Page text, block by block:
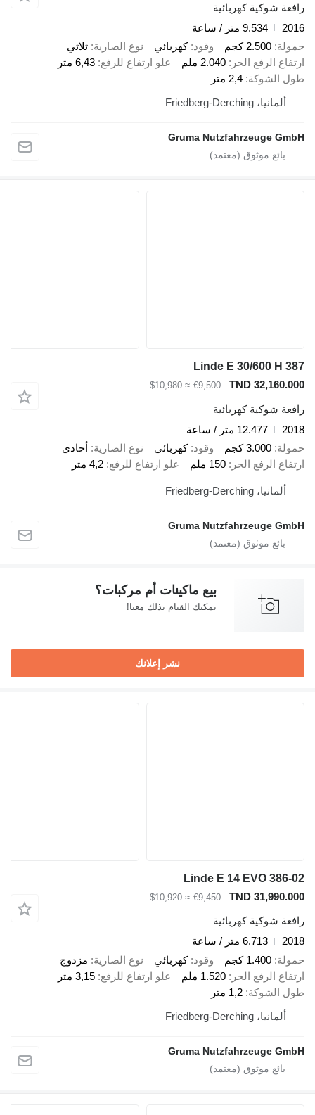
رافعة شوكية كهربائية
2016
9.534 متر / ساعة
حمولة 2.500 كجم وقود كهربائي نوع الصارية ثلاثي
ارتفاع الرفع الحر
2.040 ملم علو ارتفاع للرفع 6,43 متر
طول الشوكة 2,4 متر
ألمانيا، Friedberg-Derching
Gruma Nutzfahrzeuge GmbH
Linde E 30/600 H 387
TND 32,160.000
€9,500
≈ $10,980
رافعة شوكية كهربائية
2018
12.477 متر / ساعة
حمولة 3.000 كجم وقود كهربائي نوع الصارية أحادي
ارتفاع الرفع الحر
150 ملم علو ارتفاع للرفع 4,2 متر
ألمانيا، Friedberg-Derching
Gruma Nutzfahrzeuge GmbH
بيع ماكينات أم مركبات؟
يمكنك القيام بذلك معنا!
نشر إعلانك
Linde E 14 EVO 386-02
TND 31,990.000
€9,450
≈ $10,920
رافعة شوكية كهربائية
2018
6.713 متر / ساعة
حمولة 1.400 كجم وقود كهربائي نوع الصارية مزدوج
ارتفاع الرفع الحر
1.520 ملم علو ارتفاع للرفع 3,15 متر
طول الشوكة 1,2 متر
ألمانيا، Friedberg-Derching
Gruma Nutzfahrzeuge GmbH